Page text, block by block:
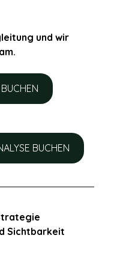
und wir
BUCHEN
Sichtbarkeit